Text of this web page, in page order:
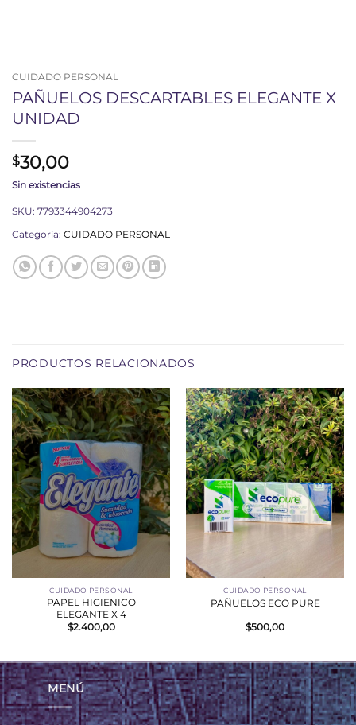
CUIDADO PERSONAL
PAÑUELOS DESCARTABLES ELEGANTE X
UNIDAD
$30,00
Sin existencias
SKU: 7793344904273
Categoría: CUIDADO PERSONAL
PRODUCTOS RELACIONADOS
CUIDADO PERSONAL
PAPEL HIGIENICO
ELEGANTE X 4
$2.400,00
CUIDADO PERSONAL
PAÑUELOS ECO PURE
$500,00
MENÚ